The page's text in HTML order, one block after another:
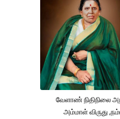
வேளாண் நிதிநிலை
அம்மாள் விருது